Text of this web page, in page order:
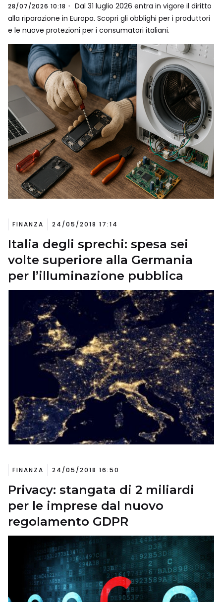
28/07/2026 10:18
Dal 31 luglio 2026 entra in vigore il diritto
alla riparazione in Europa. Scopri gli obblighi per i produttori
e le nuove protezioni per i consumatori italiani.
FINANZA 24/05/2018 17:14
Italia degli sprechi: spesa sei
volte superiore alla Germania
per l’illuminazione pubblica
FINANZA 24/05/2018 16:50
Privacy: stangata di 2 miliardi
per le imprese dal nuovo
regolamento GDPR